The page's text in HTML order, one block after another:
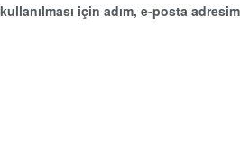
için adım, e-posta